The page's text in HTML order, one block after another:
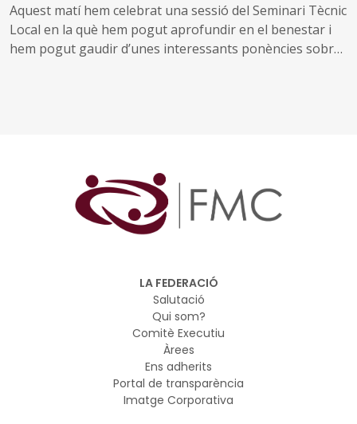
Aquest matí hem celebrat una sessió del Seminari Tècnic
Local en la què hem pogut aprofundir en el benestar i
hem pogut gaudir d’unes interessants ponències sobre
LA FEDERACIÓ
Salutació
Qui som?
Comitè Executiu
Àrees
Ens adherits
Portal de transparència
Imatge Corporativa